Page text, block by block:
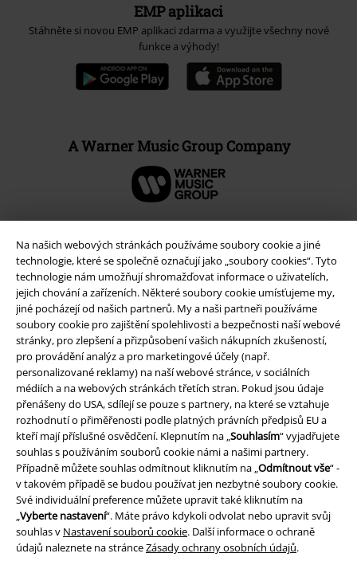
Na našich webových stránkách používáme soubory cookie a jiné
technologie, které se společně označují jako „soubory cookies“. Tyto
technologie nám umožňují shromažďovat informace o uživatelích,
jejich chování a zařízeních. Některé soubory cookie umísťujeme my,
jiné pocházejí od našich partnerů. My a naši partneři používáme
soubory cookie pro zajištění spolehlivosti a bezpečnosti naší webové
stránky, pro zlepšení a přizpůsobení vašich nákupních zkušeností,
pro provádění analýz a pro marketingové účely (např.
personalizované reklamy) na naší webové stránce, v sociálních
médiích a na webových stránkách třetích stran. Pokud jsou údaje
přenášeny do USA, sdílejí se pouze s partnery, na které se vztahuje
rozhodnutí o přiměřenosti podle platných právních předpisů EU a
kteří mají příslušné osvědčení. Klepnutím na „Souhlasím“ vyjadřujete
souhlas s používáním souborů cookie námi a našimi partnery.
Případně můžete souhlas odmítnout kliknutím na „Odmítnout vše“ -
v takovém případě se budou používat jen nezbytné soubory cookie.
Své individuální preference můžete upravit také kliknutím na
„Vyberte nastavení“. Máte právo kdykoli odvolat nebo upravit svůj
souhlas v Nastavení souborů cookie. Další informace o ochraně
údajů naleznete na stránceZásady ochrany osobních údajů.
EMP aplikaci
Stáhněte si novou EMP aplikaci zdarma a využijte všechny nové
funkce a výhody!
A Warner Music Group Company
Právní informace
Podmínky
Prohlášení
Ochrana osobních údajů
Likvidace odpadu a ochrana životního prostředí
Prohlášení o shodě